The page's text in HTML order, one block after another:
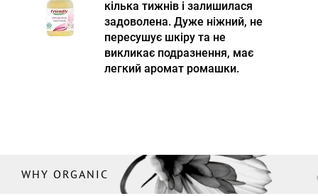
кілька тижнів і залишилася
задоволена. Дуже ніжний, не
пересушує шкіру та не
викликає подразнення, має
легкий аромат ромашки.
WHY ORGANIC